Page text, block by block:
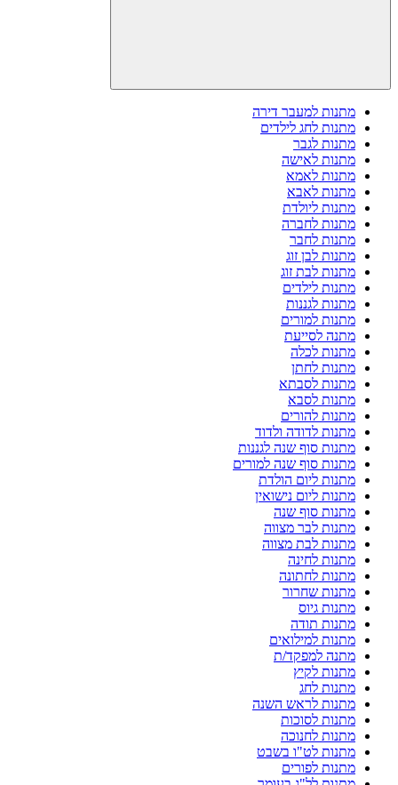
מתנות למעבר דירה
מתנות לחג לילדים
מתנות לגבר
מתנות לאישה
מתנות לאמא
מתנות לאבא
מתנות ליולדת
מתנות לחברה
מתנות לחבר
מתנות לבן זוג
מתנות לבת זוג
מתנות לילדים
מתנות לגננות
מתנות למורים
מתנה לסייעת
מתנות לכלה
מתנות לחתן
מתנות לסבתא
מתנות לסבא
מתנות להורים
מתנות לדודה ולדוד
מתנות סוף שנה לגננות
מתנות סוף שנה למורים
מתנות ליום הולדת
מתנות ליום נישואין
מתנות סוף שנה
מתנות לבר מצווה
מתנות לבת מצווה
מתנות לחינה
מתנות לחתונה
מתנות שחרור
מתנות גיוס
מתנות תודה
מתנות למילואים
מתנה למפקד/ת
מתנות לקיץ
מתנות לחג
מתנות לראש השנה
מתנות לסוכות
מתנות לחנוכה
מתנות לט"ו בשבט
מתנות לפורים